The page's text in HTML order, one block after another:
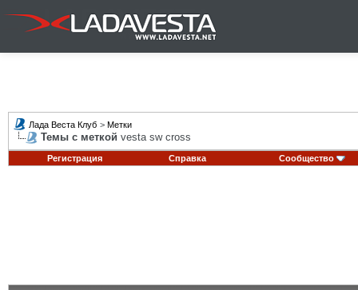
Лада Веста Клуб > Метки
Темы с меткой vesta sw cross
Регистрация Справка Сообщество